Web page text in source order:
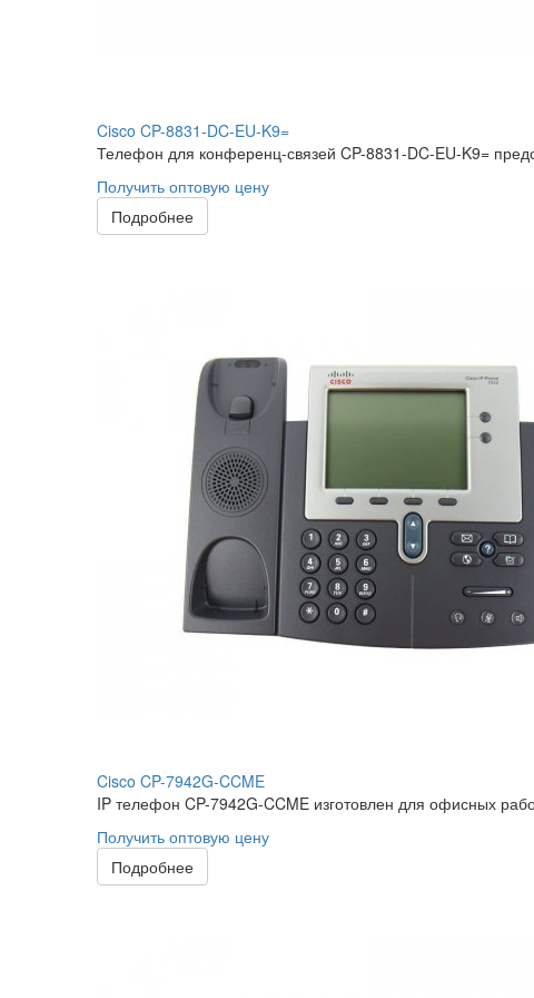
Cisco CP-8831-DC-EU-K9=
Телефон для конференц-связей CP-8831-DC-EU-K9=
Получить оптовую цену
Подробнее
Cisco CP-7942G-CCME
IP телефон CP-7942G-CCME изготовлен для офисных
Получить оптовую цену
Подробнее